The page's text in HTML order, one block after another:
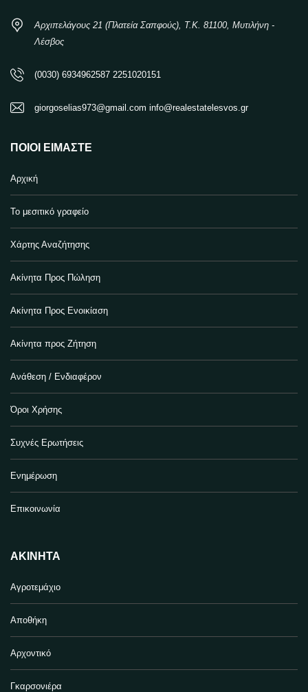
Αρχιπελάγους 21 (Πλατεία Σαπφούς), Τ.Κ. 81100, Μυτιλήνη -
Λέσβος
(0030) 6934962587 2251020151
giorgoselias973@gmail.com info@realestatelesvos.gr
ΠΟΙΟΙ ΕΊΜΑΣΤΕ
Αρχική
Το μεσιτικό γραφείο
Χάρτης Αναζήτησης
Ακίνητα Προς Πώληση
Ακίνητα Προς Ενοικίαση
Ακίνητα προς Ζήτηση
Ανάθεση / Ενδιαφέρον
Όροι Χρήσης
Συχνές Ερωτήσεις
Ενημέρωση
Επικοινωνία
ΑΚΊΝΗΤΑ
Αγροτεμάχιο
Αποθήκη
Αρχοντικό
Γκαρσονιέρα